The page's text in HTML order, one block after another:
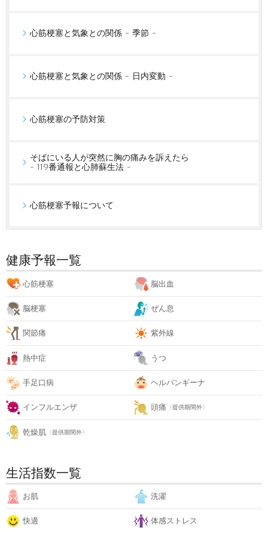
心筋梗塞と気象との関係 - 季節 -
心筋梗塞と気象との関係 - 日内変動 -
心筋梗塞の予防対策
そばにいる人が突然に胸の痛みを訴えたら
- 119番通報と心肺蘇生法 -
心筋梗塞予報について
健康予報一覧
心筋梗塞 脳出血
脳梗塞 ぜん息
関節痛 紫外線
熱中症 うつ
手足口病 ヘルパンギーナ
インフルエンザ 頭痛 〈提供期間外〉
乾燥肌 〈提供期間外〉
生活指数一覧
お肌 洗濯
快適 体感ストレス